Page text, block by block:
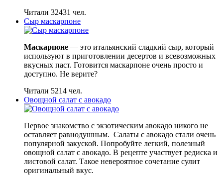
Читали 32431 чел.
Сыр маскарпоне
Маскарпоне — это итальянский сладкий сыр, который
используют в приготовлении десертов и всевозможных
вкусных паст. Готовится маскарпоне очень просто и
доступно. Не верите?
Читали 5214 чел.
Овощной салат с авокадо
Первое знакомство с экзотическим авокадо никого не
оставляет равнодушным. Салаты с авокадо стали очень
популярной закуской. Попробуйте легкий, полезный
овощной салат с авокадо. В рецепте участвует редиска и
листовой салат. Такое невероятное сочетание сулит
оригинальный вкус.